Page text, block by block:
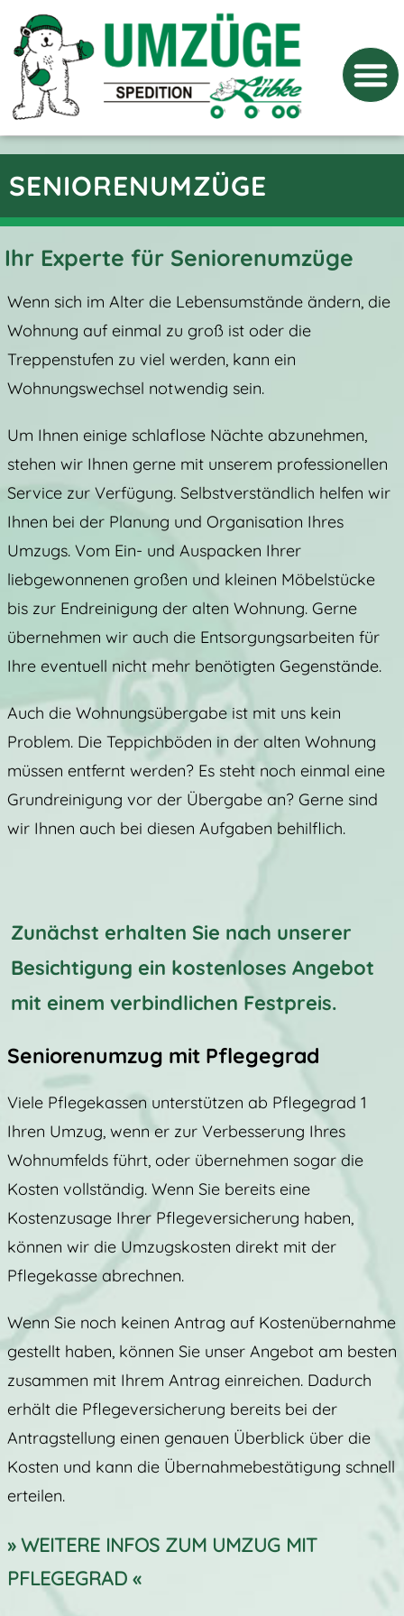
SENIORENUMZÜGE
Ihr Experte für Seniorenumzüge
Wenn sich im Alter die Lebensumstände ändern, die
Wohnung auf einmal zu groß ist oder die
Treppenstufen zu viel werden, kann ein
Wohnungswechsel notwendig sein.
Um Ihnen einige schlaflose Nächte abzunehmen,
stehen wir Ihnen gerne mit unserem professionellen
Service zur Verfügung. Selbstverständlich helfen wir
Ihnen bei der Planung und Organisation Ihres
Umzugs. Vom Ein- und Auspacken Ihrer
liebgewonnenen großen und kleinen Möbelstücke
bis zur Endreinigung der alten Wohnung. Gerne
übernehmen wir auch die Entsorgungsarbeiten für
Ihre eventuell nicht mehr benötigten Gegenstände.
Auch die Wohnungsübergabe ist mit uns kein
Problem. Die Teppichböden in der alten Wohnung
müssen entfernt werden? Es steht noch einmal eine
Grundreinigung vor der Übergabe an? Gerne sind
wir Ihnen auch bei diesen Aufgaben behilflich.
Zunächst erhalten Sie nach unserer
Besichtigung ein kostenloses Angebot
mit einem verbindlichen Festpreis.
Seniorenumzug mit Pflegegrad
Viele Pflegekassen unterstützen ab Pflegegrad 1
Ihren Umzug, wenn er zur Verbesserung Ihres
Wohnumfelds führt, oder übernehmen sogar die
Kosten vollständig. Wenn Sie bereits eine
Kostenzusage Ihrer Pflegeversicherung haben,
können wir die Umzugskosten direkt mit der
Pflegekasse abrechnen.
Wenn Sie noch keinen Antrag auf Kostenübernahme
gestellt haben, können Sie unser Angebot am besten
zusammen mit Ihrem Antrag einreichen. Dadurch
erhält die Pflegeversicherung bereits bei der
Antragstellung einen genauen Überblick über die
Kosten und kann die Übernahmebestätigung schnell
erteilen.
» WEITERE INFOS ZUM UMZUG MIT
PFLEGEGRAD «